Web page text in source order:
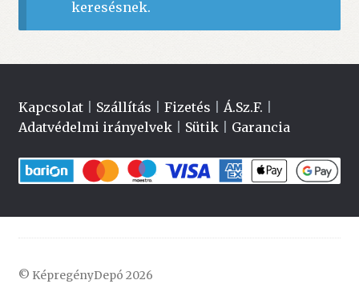
keresésnek.
Kapcsolat| Szállítás Fizetés Á.Sz.F.
Adatvédelmi irányelvek| Sütik| Garancia
© KépregényDepó 2026